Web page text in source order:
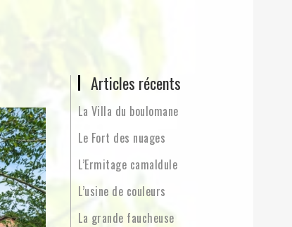
Articles récents
La Villa du boulomane
Le Fort des nuages
L’Ermitage camaldule
L’usine de couleurs
La grande faucheuse